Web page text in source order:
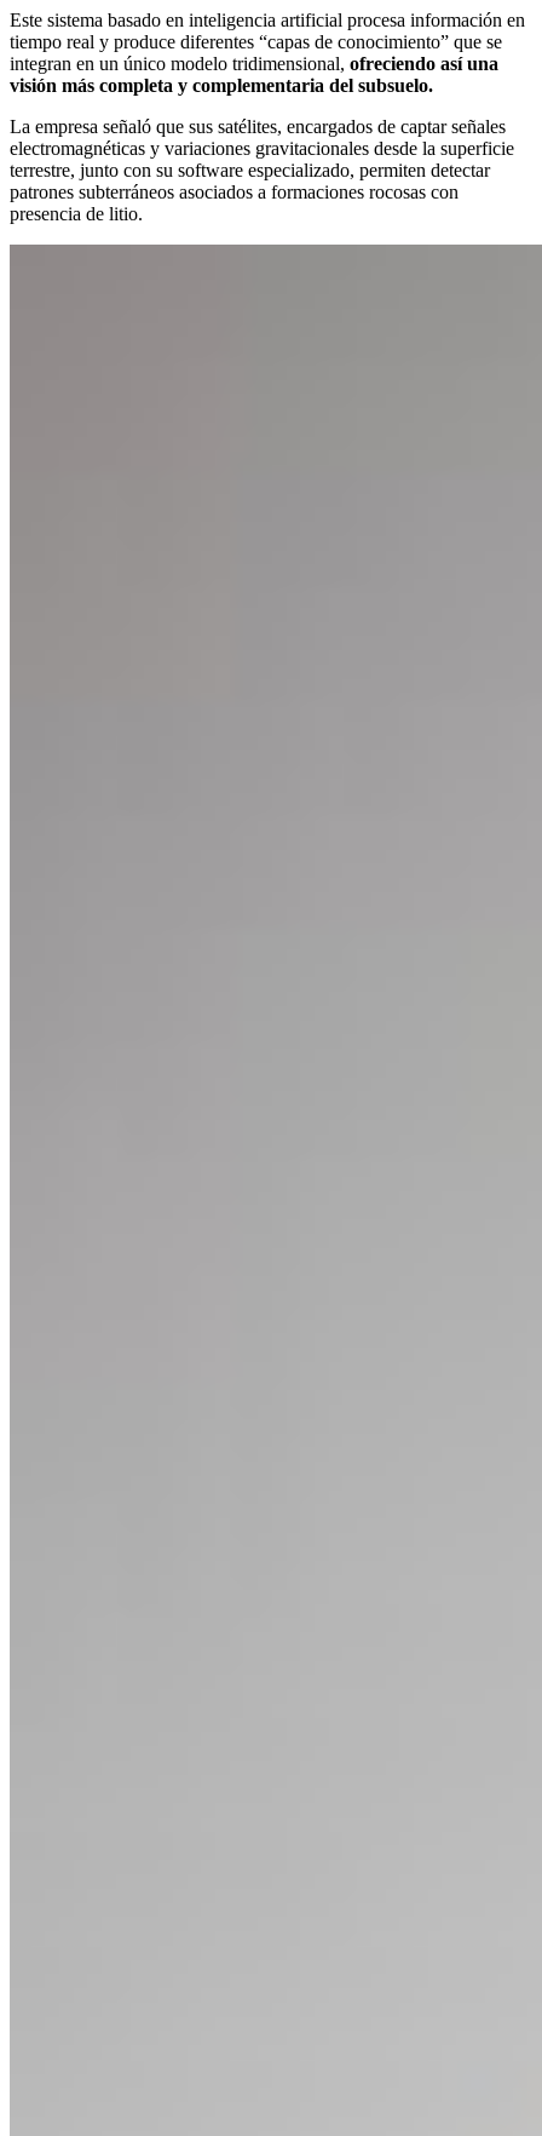
Este sistema basado en inteligencia artificial procesa información en
tiempo real y produce diferentes “capas de conocimiento” que se
integran en un único modelo tridimensional, ofreciendo así una
visión más completa y complementaria del subsuelo.
La empresa señaló que sus satélites, encargados de captar señales
electromagnéticas y variaciones gravitacionales desde la superficie
terrestre, junto con su software especializado, permiten detectar
patrones subterráneos asociados a formaciones rocosas con
presencia de litio.